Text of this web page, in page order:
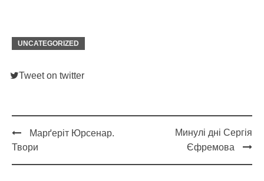
UNCATEGORIZED
Tweet on twitter
Post
navigation
Марґеріт Юрсенар.
Твори
Минулі дні Сергія
Єфремова